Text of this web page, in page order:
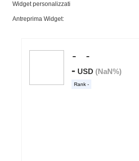
Widget personalizzati
Antreprima Widget: